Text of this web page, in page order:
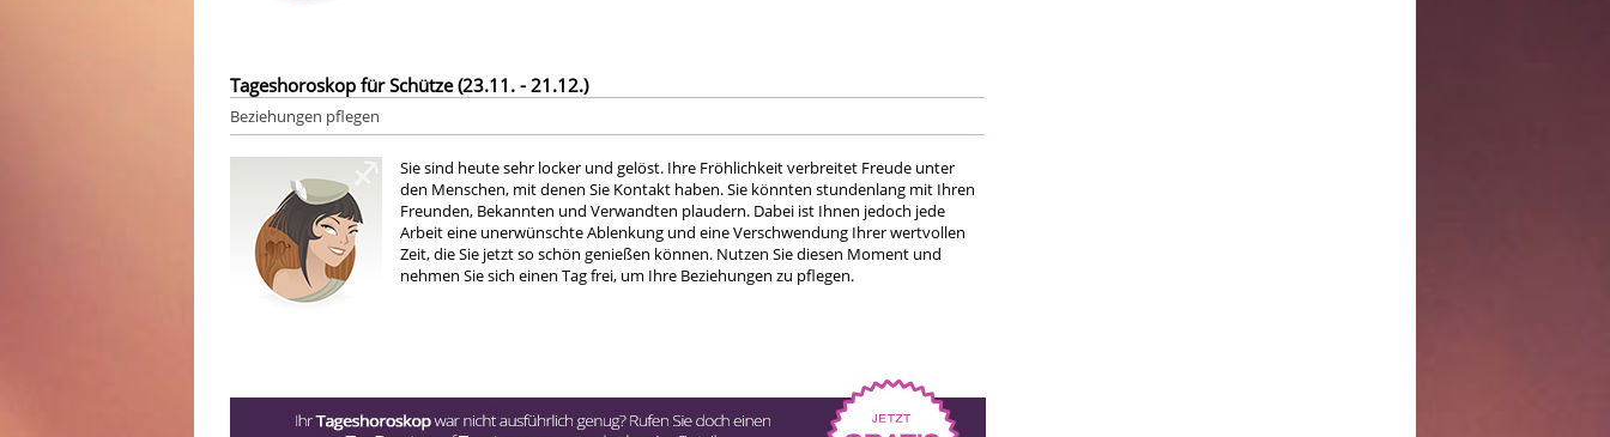
Tageshoroskop für Schütze (23.11. - 21.12.)
Beziehungen pflegen
Sie sind heute sehr locker und gelöst. Ihre Fröhlichkeit verbreitet Freude unter
den Menschen, mit denen Sie Kontakt haben. Sie könnten stundenlang mit Ihren
Freunden, Bekannten und Verwandten plaudern. Dabei ist Ihnen jedoch jede
Arbeit eine unerwünschte Ablenkung und eine Verschwendung Ihrer wertvollen
Zeit, die Sie jetzt so schön genießen können. Nutzen Sie diesen Moment und
nehmen Sie sich einen Tag frei, um Ihre Beziehungen zu pflegen.